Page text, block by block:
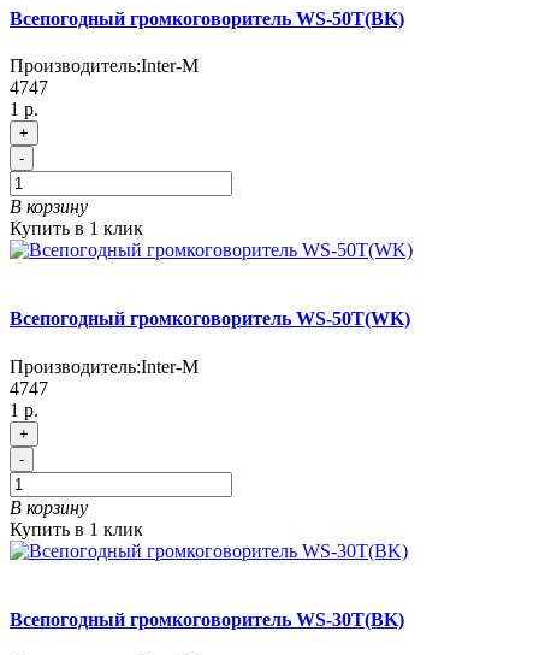
Всепогодный громкоговоритель WS-50T(BK)
Производитель:Inter-M
4747
1 р.
+
-
В корзину
Купить в 1 клик
Всепогодный громкоговоритель WS-50T(WK)
Производитель:Inter-M
4747
1 р.
+
-
В корзину
Купить в 1 клик
Всепогодный громкоговоритель WS-30T(BK)